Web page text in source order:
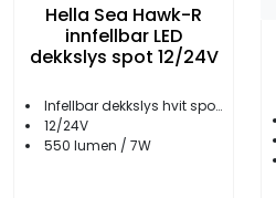
Hella Sea Hawk-R
innfellbar LED
dekkslys spot 12/24V
Infellbar dekkslys hvit spotlys
12/24V
550 lumen / 7W